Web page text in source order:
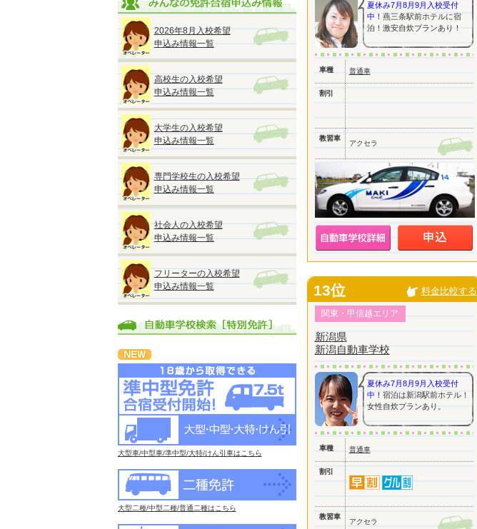
2026年8月入校希望
申込み情報一覧
高校生の入校希望
申込み情報一覧
大学生の入校希望
申込み情報一覧
専門学校生の入校希望
申込み情報一覧
社会人の入校希望
申込み情報一覧
フリーターの入校希望
申込み情報一覧
大型車/中型車/準中型/大特/けん引車はこちら
大型二種/中型二種/普通二種はこちら
夏休み7月8月9月入校受付
中！ 燕三条駅前ホテルに宿
泊！激安自炊プランあり！
車種 普通車
割引
教習車
アクセラ
13位 料金比較する
関東・甲信越エリア
新潟県
新潟自動車学校
夏休み7月8月9月入校受付
中！ 宿泊は新潟駅前ホテル！
女性自炊プランあり。
車種 普通車
割引
教習車
アクセラ